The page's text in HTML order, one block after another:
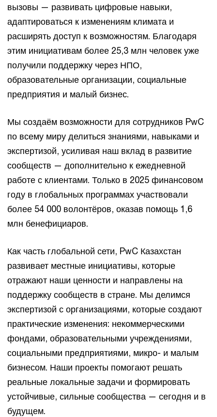
вызовы — развивать цифровые навыки,
адаптироваться к изменениям климата и
расширять доступ к возможностям. Благодаря
этим инициативам более 25,3 млн человек уже
получили поддержку через НПО,
образовательные организации, социальные
предприятия и малый бизнес.​
Мы создаём возможности для сотрудников PwC
по всему миру делиться знаниями, навыками и
экспертизой, усиливая наш вклад в развитие
сообществ — дополнительно к ежедневной
работе с клиентами. Только в 2025 финансовом
году в глобальных программах участвовали
более 54 000 волонтёров, оказав помощь 1,6
млн бенефициаров.​
Как часть глобальной сети, PwC Казахстан
развивает местные инициативы, которые
отражают наши ценности и направлены на
поддержку сообществ в стране. Мы делимся
экспертизой с организациями, которые создают
практические изменения: некоммерческими
фондами, образовательными учреждениями,
социальными предприятиями, микро- и малым
бизнесом. Наши проекты помогают решать
реальные локальные задачи и формировать
устойчивые, сильные сообщества — сегодня и в
будущем. ​